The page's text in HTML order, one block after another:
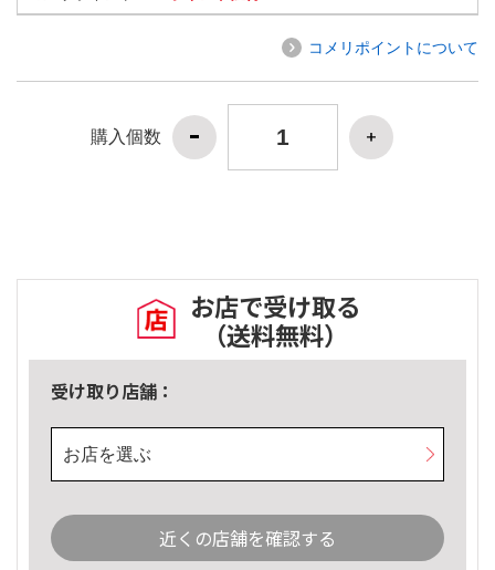
コメリポイントについて
購入個数
お店で受け取る
（送料無料）
受け取り店舗：
お店を選ぶ
近くの店舗を確認する